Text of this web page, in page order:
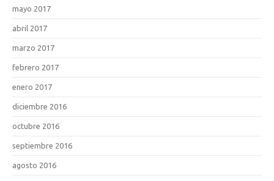
mayo 2017
abril 2017
marzo 2017
febrero 2017
enero 2017
diciembre 2016
octubre 2016
septiembre 2016
agosto 2016